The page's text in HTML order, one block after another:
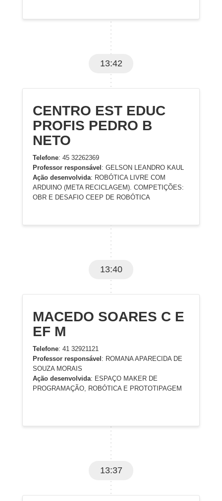
13:42
CENTRO EST EDUC
PROFIS PEDRO B
NETO
Telefone: 45 32262369
Professor responsável : GELSON LEANDRO KAUL
Ação desenvolvida: ROBÓTICA LIVRE COM
ARDUINO (META RECICLAGEM). COMPETIÇÕES:
OBR E DESAFIO CEEP DE ROBÓTICA
13:40
MACEDO SOARES C E
EF M
Telefone: 41 32921121
Professor responsável : ROMANA APARECIDA DE
SOUZA MORAIS
Ação desenvolvida: ESPAÇO MAKER DE
PROGRAMAÇÃO, ROBÓTICA E PROTOTIPAGEM
13:37